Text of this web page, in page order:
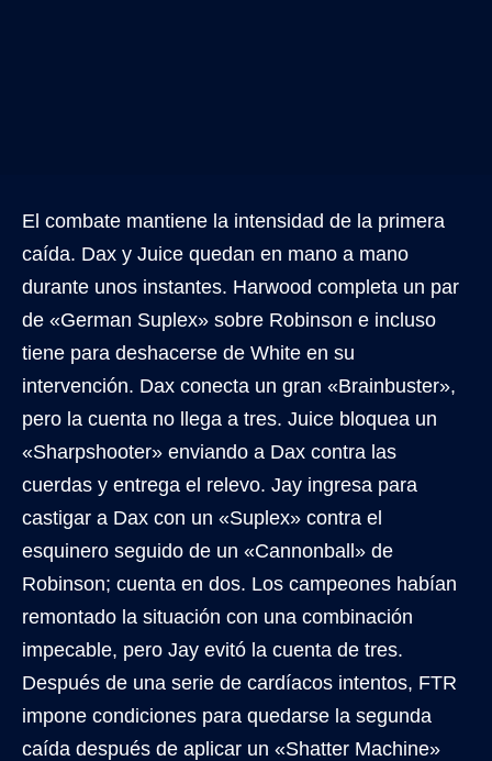
El combate mantiene la intensidad de la primera
caída. Dax y Juice quedan en mano a mano
durante unos instantes. Harwood completa un par
de «German Suplex» sobre Robinson e incluso
tiene para deshacerse de White en su
intervención. Dax conecta un gran «Brainbuster»,
pero la cuenta no llega a tres. Juice bloquea un
«Sharpshooter» enviando a Dax contra las
cuerdas y entrega el relevo. Jay ingresa para
castigar a Dax con un «Suplex» contra el
esquinero seguido de un «Cannonball» de
Robinson; cuenta en dos. Los campeones habían
remontado la situación con una combinación
impecable, pero Jay evitó la cuenta de tres.
Después de una serie de cardíacos intentos, FTR
impone condiciones para quedarse la segunda
caída después de aplicar un «Shatter Machine»